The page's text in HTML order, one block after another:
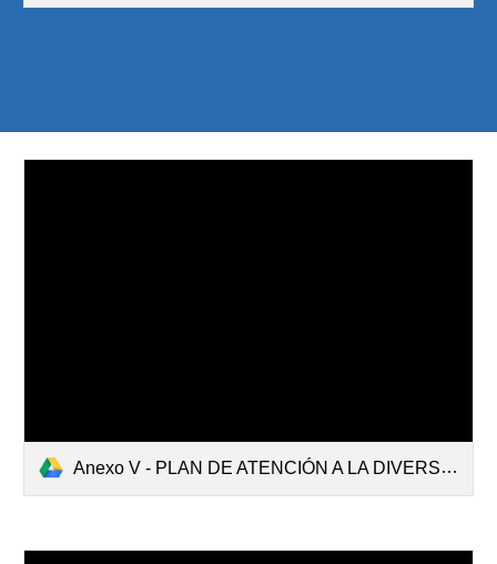
Anexo V - PLAN DE ATENCIÓN A LA DIVERSIDAD 2022-2023.pdf